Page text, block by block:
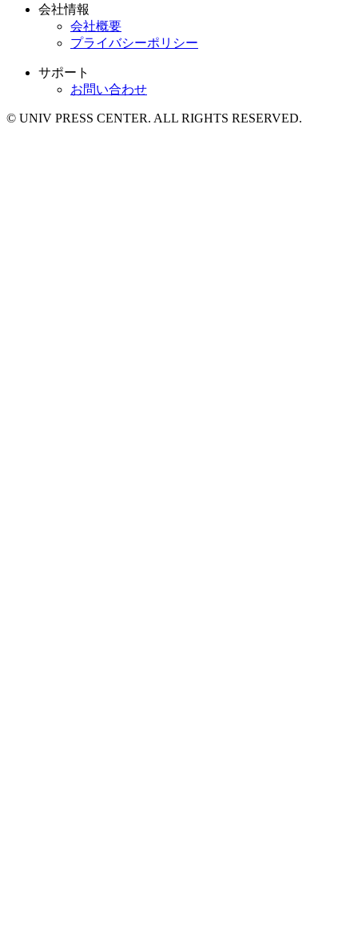
会社情報
会社概要
プライバシーポリシー
サポート
お問い合わせ
© UNIV PRESS CENTER. ALL RIGHTS RESERVED.